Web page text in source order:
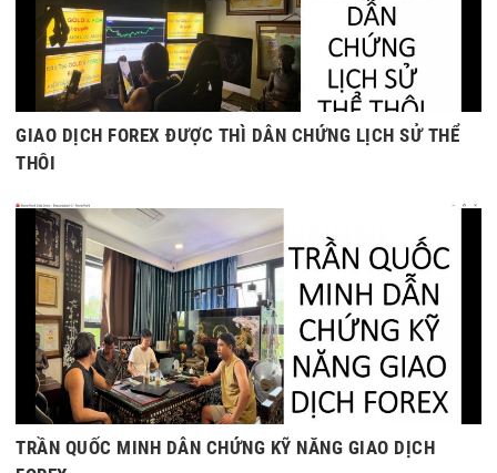
GIAO DỊCH FOREX ĐƯỢC THÌ DẪN CHỨNG LỊCH SỬ THỂ
THÔI
TRẦN QUỐC MINH DẪN CHỨNG KỸ NĂNG GIAO DỊCH